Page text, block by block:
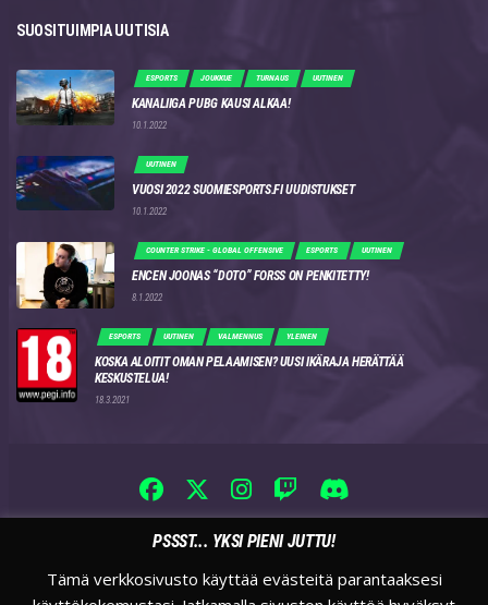
SUOSITUIMPIA UUTISIA
ESPORTS JOUKKUE TURNAUS UUTINEN
KANALIIGA PUBG KAUSI ALKAA!
10.1.2022
UUTINEN
VUOSI 2022 SUOMIESPORTS.FI UUDISTUKSET
10.1.2022
COUNTER STRIKE - GLOBAL OFFENSIVE ESPORTS UUTINEN
ENCEN JOONAS “DOTO” FORSS ON PENKITETTY!
8.1.2022
ESPORTS UUTINEN VALMENNUS YLEINEN
KOSKA ALOITIT OMAN PELAAMISEN? UUSI IKÄRAJA HERÄTTÄÄ
KESKUSTELUA!
18.3.2021
PSSST... YKSI PIENI JUTTU!
Tämä verkkosivusto käyttää evästeitä parantaaksesi